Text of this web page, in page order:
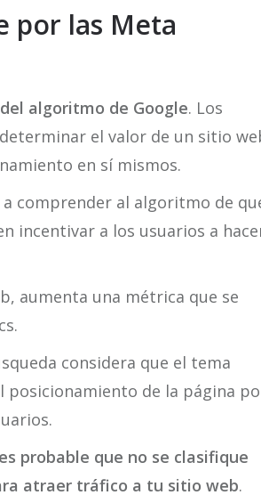
por las Meta
algoritmo de Google. Los
el valor de un sitio
en sí mismos.
comprender al algoritmo de
incentivar a los usuarios a
aumenta una métrica que se
considera que el tema
posicionamiento de la página
es probable que no se clasifique
atraer tráfico a tu sitio web.